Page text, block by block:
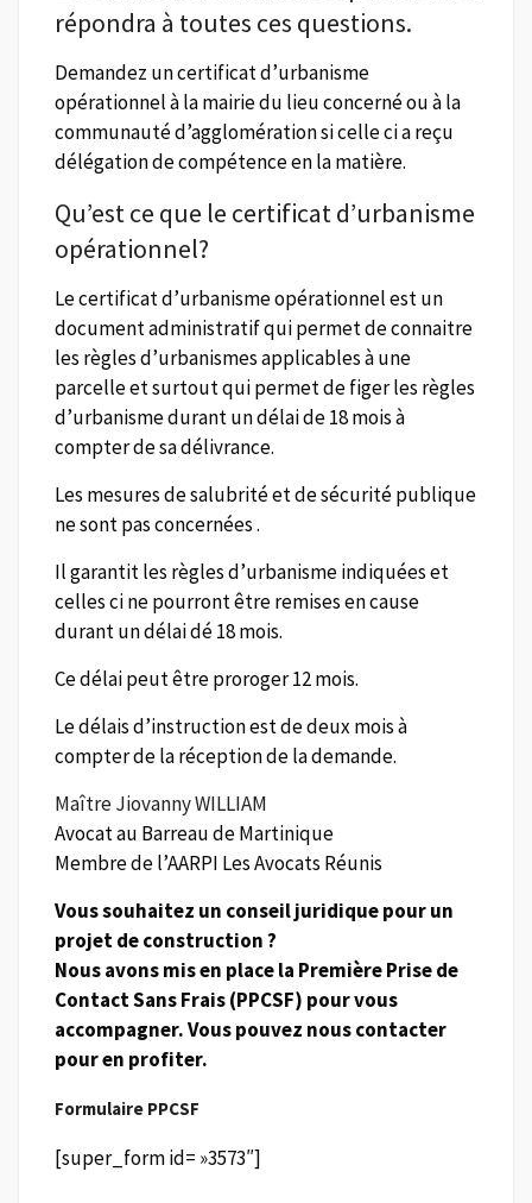
répondra à toutes ces questions.
Demandez un certificat d’urbanisme
opérationnel à la mairie du lieu concerné ou à la
communauté d’agglomération si celle ci a reçu
délégation de compétence en la matière.
Qu’est ce que le certificat d’urbanisme
opérationnel?
Le certificat d’urbanisme opérationnel est un
document administratif qui permet de connaitre
les règles d’urbanismes applicables à une
parcelle et surtout qui permet de figer les règles
d’urbanisme durant un délai de 18 mois à
compter de sa délivrance.
Les mesures de salubrité et de sécurité publique
ne sont pas concernées .
Il garantit les règles d’urbanisme indiquées et
celles ci ne pourront être remises en cause
durant un délai dé 18 mois.
Ce délai peut être proroger 12 mois.
Le délais d’instruction est de deux mois à
compter de la réception de la demande.
Maître Jiovanny WILLIAM
Avocat au Barreau de Martinique
Membre de l’AARPI Les Avocats Réunis
Vous souhaitez un conseil juridique pour un
projet de construction ?
Nous avons mis en place la Première Prise de
Contact Sans Frais (PPCSF) pour vous
accompagner. Vous pouvez nous contacter
pour en profiter.
Formulaire PPCSF
[super_form id= »3573″]